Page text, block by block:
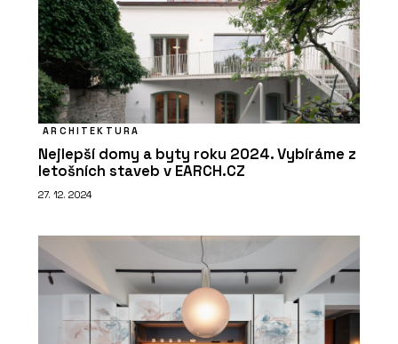
ARCHITEKTURA
Nejlepší domy a byty roku 2024. Vybíráme z
letošních staveb v EARCH.CZ
27. 12. 2024